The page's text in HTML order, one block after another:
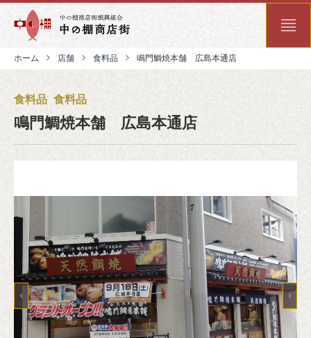
ホーム 店舗 食料品 鳴門鯛焼本舗 広島本通店
食料品 食料品
鳴門鯛焼本舗 広島本通店